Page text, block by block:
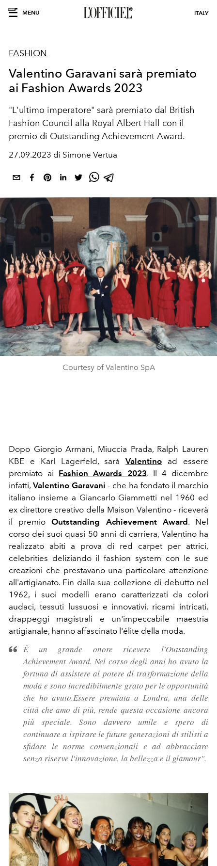
MENU ITALY
FASHION
Valentino Garavani sarà premiato
ai Fashion Awards 2023
"L'ultimo imperatore" sarà premiato dal British
Fashion Council alla Royal Albert Hall con il
premio di Outstanding Achievement Award.
27.09.2023 di Simone Vertua
Courtesy of Valentino SpA
Dopo Giorgio Armani, Miuccia Prada, Ralph Lauren
KBE e Karl Lagerfeld, saràValentino ad essere
premiato ai Fashion Awards 2023. Il 4 dicembre
infatti, Valentino Garavani- che ha fondato il marchio
italiano insieme a Giancarlo Giammetti nel 1960 ed
ex direttore creativo della Maison Valentino - riceverà
il premio Outstanding Achievement Award. Nel
corso dei suoi quasi 50 anni di carriera, Valentino ha
realizzato abiti a prova di red carpet per attrici,
celebrities deliziando il fashion system con le sue
creazioni che prestavano una particolare attenzione
all'artigianato. Fin dalla sua collezione di debutto nel
1962, i suoi modelli erano caratterizzati da colori
audaci, tessuti lussuosi e innovativi, ricami intricati,
drappeggi magistrali e un'impeccabile maestria
artigianale, hanno affascinato l'élite della moda.
È un grande onore ricevere l'Outstanding
Achievement Award. Nel corso degli anni ho avuto la
fortuna di assistere al potere di trasformazione della
moda e sono incredibilmente grato per le opportunità
che ho avuto.Essere premiata a Londra, una delle
città che amo di più, rende questa occasione ancora
più speciale. Sono davvero umile e spero di
continuare a ispirare le future generazioni di stilisti a
sfidare le norme convenzionali e ad abbracciare
senza riserve l'innovazione, la bellezza e il glamour".